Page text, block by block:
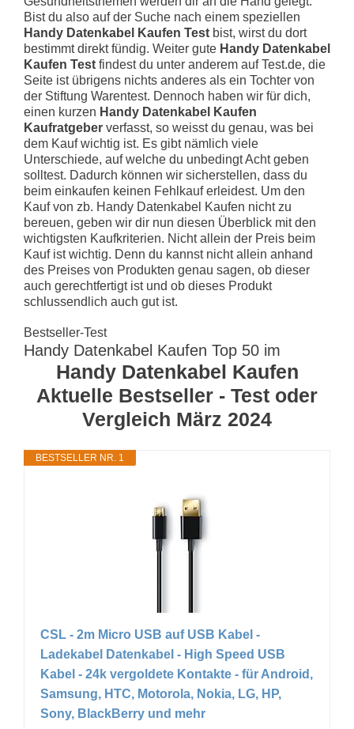
Bist du also auf der Suche nach einem speziellen
Handy Datenkabel Kaufen Test bist, wirst du dort
bestimmt direkt fündig. Weiter gute Handy Datenkabel
Kaufen Test findest du unter anderem auf Test.de, die
Seite ist übrigens nichts anderes als ein Tochter von
der Stiftung Warentest. Dennoch haben wir für dich,
einen kurzen Handy Datenkabel Kaufen
Kaufratgeber verfasst, so weisst du genau, was bei
dem Kauf wichtig ist. Es gibt nämlich viele
Unterschiede, auf welche du unbedingt Acht geben
solltest. Dadurch können wir sicherstellen, dass du
beim einkaufen keinen Fehlkauf erleidest. Um den
Kauf von zb. Handy Datenkabel Kaufen nicht zu
bereuen, geben wir dir nun diesen Überblick mit den
wichtigsten Kaufkriterien. Nicht allein der Preis beim
Kauf ist wichtig. Denn du kannst nicht allein anhand
des Preises von Produkten genau sagen, ob dieser
auch gerechtfertigt ist und ob dieses Produkt
schlussendlich auch gut ist.
Bestseller-Test
Handy Datenkabel Kaufen Top 50 im
Handy Datenkabel Kaufen
Aktuelle Bestseller - Test oder
Vergleich März 2024
BESTSELLER NR. 1
CSL - 2m Micro USB auf USB Kabel -
Ladekabel Datenkabel - High Speed USB
Kabel - 24k vergoldete Kontakte - für Android,
Samsung, HTC, Motorola, Nokia, LG, HP,
Sony, BlackBerry und mehr